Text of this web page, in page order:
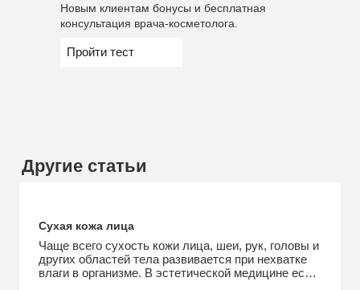
Новым клиентам бонусы и бесплатная
консультация врача-косметолога.
Пройти тест
Другие статьи
Сухая кожа лица
Чаще всего сухость кожи лица, шеи, рук, головы и
других областей тела развивается при нехватке
влаги в организме. В эстетической медицине есть